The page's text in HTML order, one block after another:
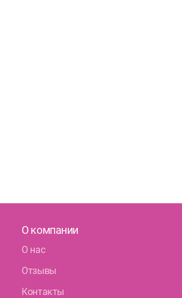
О компании
О нас
Отзывы
Контакты